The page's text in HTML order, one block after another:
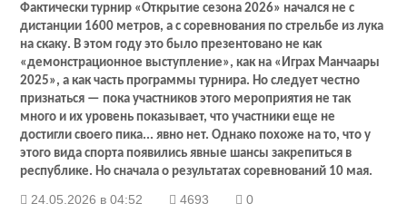
Фактически турнир «Открытие сезона 2026» начался не с
дистанции 1600 метров, а с соревнования по стрельбе из лука
на скаку. В этом году это было презентовано не как
«демонстрационное выступление», как на «Играх Манчаары
2025», а как часть программы турнира. Но следует честно
признаться — пока участников этого мероприятия не так
много и их уровень показывает, что участники еще не
достигли своего пика... явно нет. Однако похоже на то, что у
этого вида спорта появились явные шансы закрепиться в
республике. Но сначала о результатах соревнований 10 мая.
24.05.2026 в 04:52 4693 0